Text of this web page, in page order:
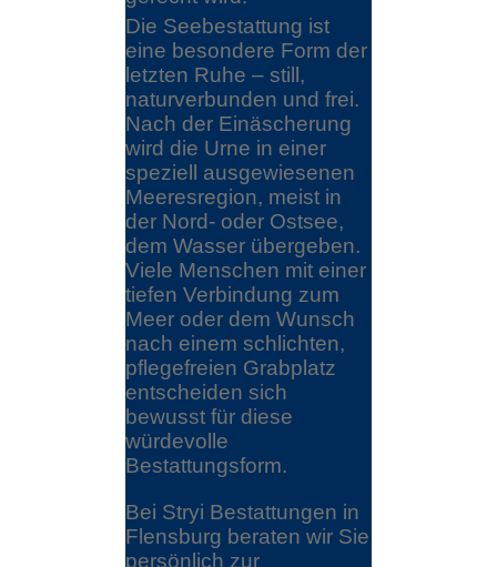
Die Seebestattung ist
eine besondere Form der
letzten Ruhe – still,
naturverbunden und frei.
Nach der Einäscherung
wird die Urne in einer
speziell ausgewiesenen
Meeresregion, meist in
der Nord- oder Ostsee,
dem Wasser übergeben.
Viele Menschen mit einer
tiefen Verbindung zum
Meer oder dem Wunsch
nach einem schlichten,
pflegefreien Grabplatz
entscheiden sich
bewusst für diese
würdevolle
Bestattungsform.
Bei Stryi Bestattungen in
Flensburg beraten wir Sie
persönlich zur